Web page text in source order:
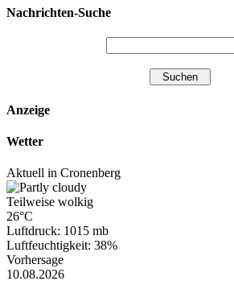
Nachrichten-Suche
Anzeige
Wetter
Aktuell in Cronenberg
Teilweise wolkig
26°C
Luftdruck: 1015 mb
Luftfeuchtigkeit: 38%
Vorhersage
10.08.2026